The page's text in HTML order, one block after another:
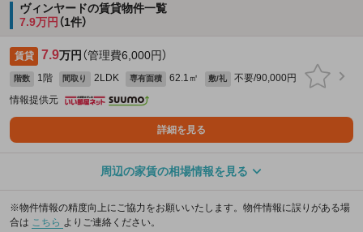
ヴィンヤードの賃貸物件一覧
7.9万円 （1件）
賃貸 7.9万円 （管理費6,000円）
階数 1階 間取り 2LDK 専有面積 62.1㎡ 敷/礼
不要/90,000円
情報提供元
詳細を見る
周辺の家賃の相場情報を見る
※物件情報の精度向上にご協力をお願いいたします。物件情報に誤りがある場
合は こちら よりご連絡ください。